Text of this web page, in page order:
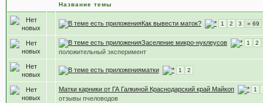
Название темы
Как вывести маток? 1 2 3 » 69
Заселение микро-нуклеусов 1 2
положительный эксперимент
матки 1 2
Матки карники от ГА Галкиной Краснодарский край Майкоп 1
отзывы пчеловодов